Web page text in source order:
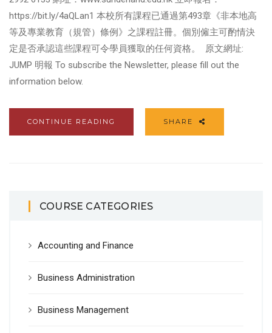
https://bit.ly/4aQLan1 本校所有課程已通過第493章《非本地高
等及專業教育（規管）條例》之課程註冊。個別僱主可酌情決
定是否承認這些課程可令學員獲取的任何資格。 原文網址:
JUMP 明報 To subscribe the Newsletter, please fill out the
information below.
CONTINUE READING SHARE
COURSE CATEGORIES
Accounting and Finance
Business Administration
Business Management